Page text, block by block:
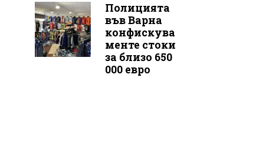
Полицията
във Варна
конфискува
менте стоки
за близо 650
000 евро